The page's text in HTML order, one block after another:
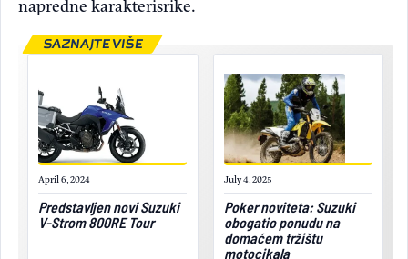
napredne karakterisrike.
April 6, 2024
Predstavljen novi Suzuki
V-Strom 800RE Tour
July 4, 2025
Poker noviteta: Suzuki
obogatio ponudu na
domaćem tržištu
motocikala
SAZNAJTE VIŠE